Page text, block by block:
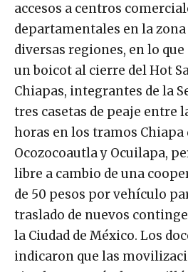
accesos a centros
departamentales en la
diversas regiones, en lo
un boicot al cierre del Hot
Chiapas, integrantes de la
tres casetas de peaje entre
horas en los tramos Chiapa
Ocozocoautla y Ocuilapa,
libre a cambio de una
de 50 pesos por vehículo
traslado de nuevos
la Ciudad de México. Los
indicaron que las